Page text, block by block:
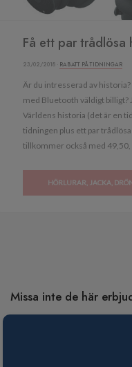
Få ett par trådlösa
23/02/2018 · RABATT PÅ TIDNINGAR
Är du intresserad av
med Bluetooth väldigt
Världens historia (det är en
tidningen plus ett par
tillkommer också med 49,50,
HÖRLURAR, JACKA,
Missa inte de här